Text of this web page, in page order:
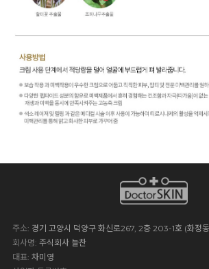
주소: 경기 고양시 덕양구 화신로267, 2층 203-1호 (화정
회사명: 주식회사 늘찬
대표: 차미영